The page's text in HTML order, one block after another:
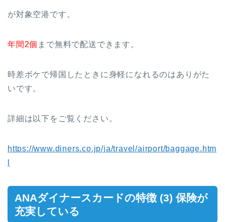
が対象空港です。
年間2個 まで無料で配送できます。
時差ボケで帰国したときに身軽になれるのはありがた
いです。
詳細は以下をご覧ください。
https://www.diners.co.jp/ja/travel/airport/baggage.htm
ANAダイナースカードの特徴 (3) 保険が
充実している